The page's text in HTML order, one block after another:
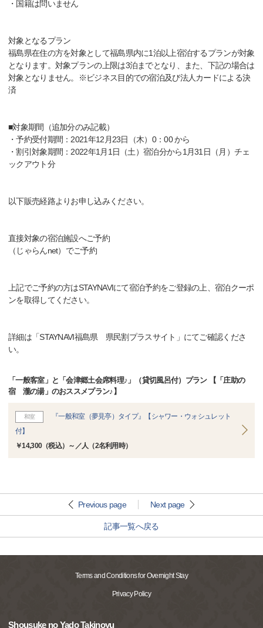
・国籍は問いません
対象となるプラン
福島県在住の方を対象として福島県内に1泊以上宿泊するプランが対象
となります。対象プランの上限は3泊までとなり、また、下記の場合は
対象となりません。※ビジネス目的での宿泊及び法人カードによる決
済
■対象期間（追加分のみ記載）
・予約受付期間：2021年12月23日（木）0：00 から
・割引対象期間：2022年1月1日（土）宿泊分から1月31日（月）チェ
ックアウト分
以下販売経路よりお申し込みください。
直接対象の宿泊施設へご予約
（じゃらんnet）でご予約
上記でご予約の方はSTAYNAVIにて宿泊予約をご登録の上、宿泊クーポ
ンを取得してください。
詳細は「STAYNAVI福島県 県民割プラスサイト」にてご確認くださ
い。
「一般客室」と「会津郷土会席料理♪」（貸切風呂付）プラン 【「庄助の
宿 瀧の湯」のおススメプラン♪】
和室
『一般和室（夢見亭）タイプ』【シャワー・ウォシュレット
付】
￥14,300（税込）～／人（2名利用時）
Previous page Next page
記事一覧へ戻る
Terms and Conditions for Overnight Stay
Privacy Policy
Shousuke no Yado Takinoyu